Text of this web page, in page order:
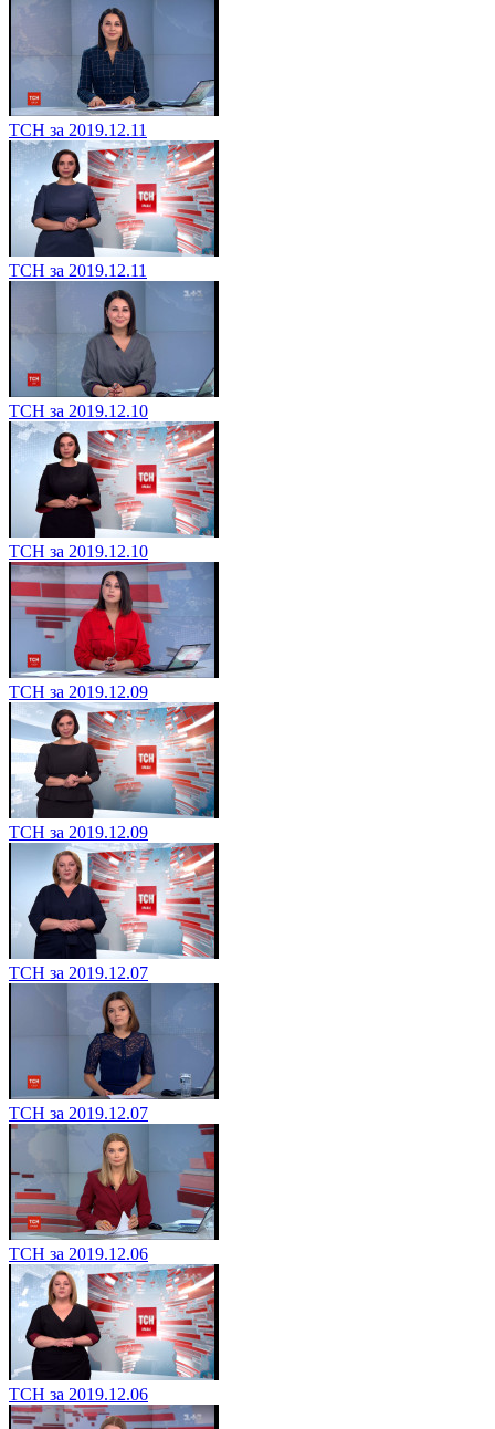
ТСН за 2019.12.11
ТСН за 2019.12.11
ТСН за 2019.12.10
ТСН за 2019.12.10
ТСН за 2019.12.09
ТСН за 2019.12.09
ТСН за 2019.12.07
ТСН за 2019.12.07
ТСН за 2019.12.06
ТСН за 2019.12.06